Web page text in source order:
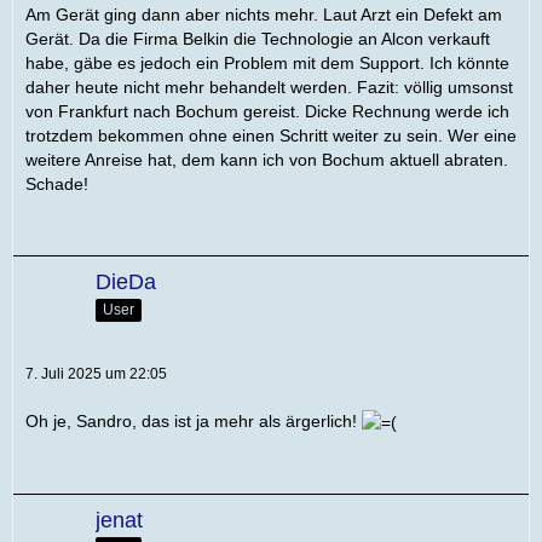
Am Gerät ging dann aber nichts mehr. Laut Arzt ein Defekt am
Gerät. Da die Firma Belkin die Technologie an Alcon verkauft
habe, gäbe es jedoch ein Problem mit dem Support. Ich könnte
daher heute nicht mehr behandelt werden. Fazit: völlig umsonst
von Frankfurt nach Bochum gereist. Dicke Rechnung werde ich
trotzdem bekommen ohne einen Schritt weiter zu sein. Wer eine
weitere Anreise hat, dem kann ich von Bochum aktuell abraten.
Schade!
DieDa
User
7. Juli 2025 um 22:05
Oh je, Sandro, das ist ja mehr als ärgerlich!
jenat